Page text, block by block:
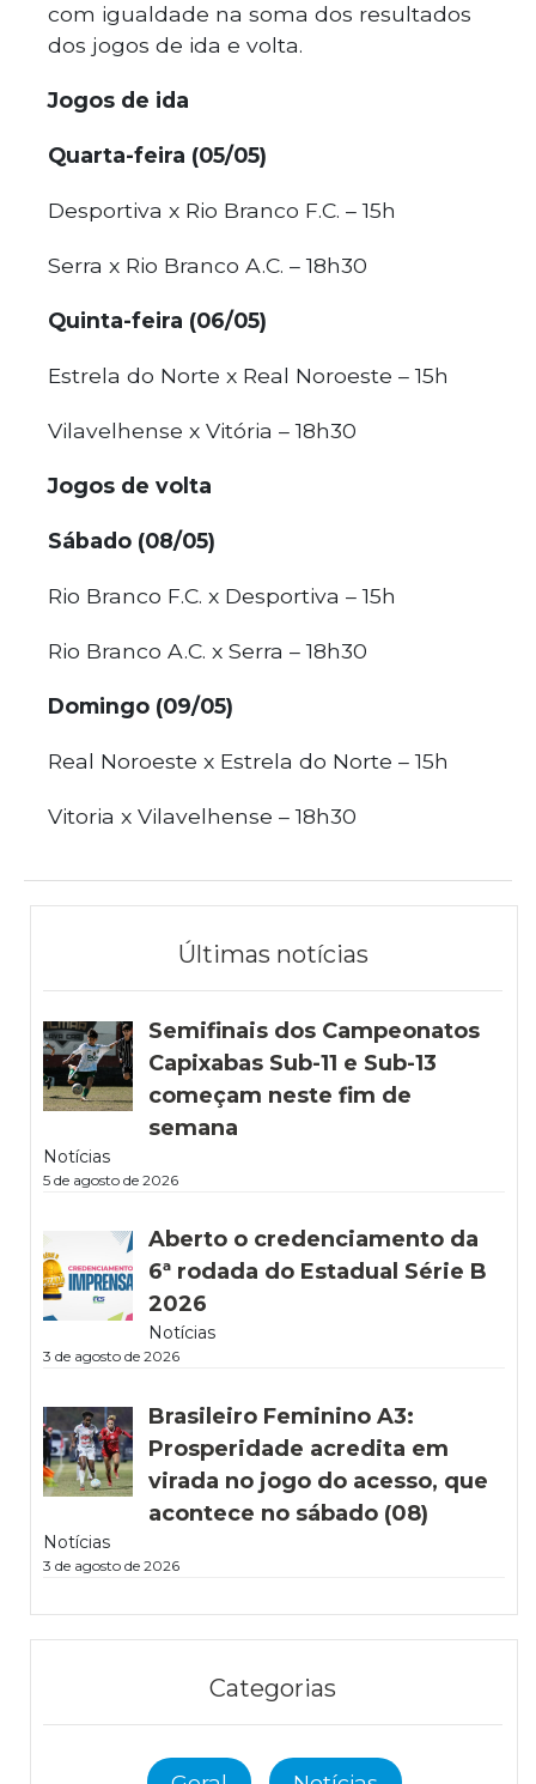
com igualdade na soma dos resultados
dos jogos de ida e volta.
Jogos de ida
Quarta-feira (05/05)
Desportiva x Rio Branco F.C. – 15h
Serra x Rio Branco A.C. – 18h30
Quinta-feira (06/05)
Estrela do Norte x Real Noroeste – 15h
Vilavelhense x Vitória – 18h30
Jogos de volta
Sábado (08/05)
Rio Branco F.C. x Desportiva – 15h
Rio Branco A.C. x Serra – 18h30
Domingo (09/05)
Real Noroeste x Estrela do Norte – 15h
Vitoria x Vilavelhense – 18h30
Últimas notícias
Semifinais dos Campeonatos
Capixabas Sub-11 e Sub-13
começam neste fim de
semana
Notícias
5 de agosto de 2026
Aberto o credenciamento da
6ª rodada do Estadual Série B
2026
Notícias
3 de agosto de 2026
Brasileiro Feminino A3:
Prosperidade acredita em
virada no jogo do acesso, que
acontece no sábado (08)
Notícias
3 de agosto de 2026
Categorias